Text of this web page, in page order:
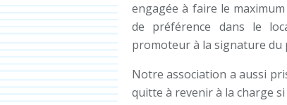
engagée à faire le
de préférence dans le
promoteur à la signature du
Notre association a aussi
quitte à revenir à la charge